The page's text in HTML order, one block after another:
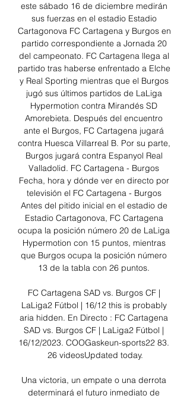
este sábado 16 de diciembre medirán
sus fuerzas en el estadio Estadio
Cartagonova FC Cartagena y Burgos en
partido correspondiente a Jornada 20
del campeonato. FC Cartagena llega al
partido tras haberse enfrentado a Elche
y Real Sporting mientras que el Burgos
jugó sus últimos partidos de LaLiga
Hypermotion contra Mirandés SD
Amorebieta. Después del encuentro
ante el Burgos, FC Cartagena jugará
contra Huesca Villarreal B. Por su parte,
Burgos jugará contra Espanyol Real
Valladolid. FC Cartagena - Burgos
Fecha, hora y dónde ver en directo por
televisión el FC Cartagena - Burgos
Antes del pitido inicial en el estadio de
Estadio Cartagonova, FC Cartagena
ocupa la posición número 20 de LaLiga
Hypermotion con 15 puntos, mientras
que Burgos ocupa la posición número
13 de la tabla con 26 puntos.
FC Cartagena SAD vs. Burgos CF |
LaLiga2 Fútbol | 16/12 this is probably
aria hidden. En Directo : FC Cartagena
SAD vs. Burgos CF | LaLiga2 Fútbol |
16/12/2023. COOGaskeun-sports22 83.
26 videosUpdated today.
Una victoria, un empate o una derrota
determinará el futuro inmediato de